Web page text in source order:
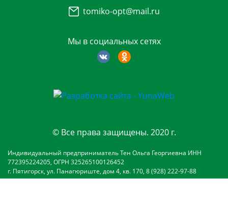
Мы в социальных сетях
tomiko-opt@mail.ru
© Все права защищены. 2020 г.
Индивидуальный предприниматель Тен Ольга Георгиевна ИНН
772395224205, ОГРН 325265100126452
г. Пятигорск, ул. Панагюриште, дом 4, кв. 170, 8 (928) 222-97-88